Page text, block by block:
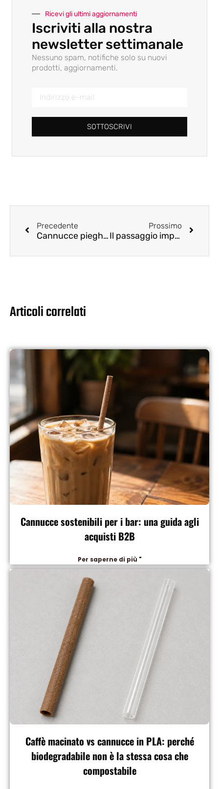
Ricevi gli ultimi aggiornamenti
Iscriviti alla nostra
newsletter settimanale
Nessuno spam, notifiche solo su nuovi
prodotti, aggiornamenti.
SOTTOSCRIVI
Precedente
Cannucce pieghevoli in fibra di bambù
Prossimo
Il passaggio imperativo alle cannucce di canna da zucchero: una scelta sostenibile per le imprese
Articoli correlati
Cannucce sostenibili per i bar: una guida agli
acquisti B2B
Per saperne di più "
Caffè macinato vs cannucce in PLA: perché
biodegradabile non è la stessa cosa che
compostabile